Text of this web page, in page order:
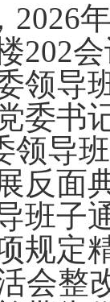
2026
202
领导
委书
领导
反面
班子
规定
会整